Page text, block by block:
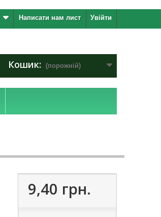
Увійти
Написати нам лист
Кошик: (порожній)
9,40 грн.